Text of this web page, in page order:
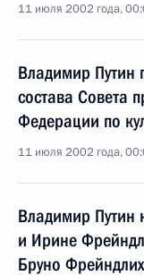
11 июля 2002 года,
Владимир Путин
состава Совета
Федерации по
11 июля 2002 года,
Владимир Путин
и Ирине
Бруно